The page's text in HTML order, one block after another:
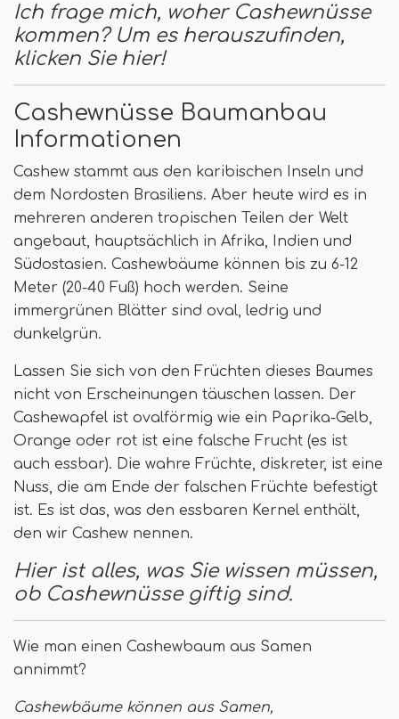
Ich frage mich, woher Cashewnüsse
kommen? Um es herauszufinden,
klicken Sie hier!
Cashewnüsse Baumanbau
Informationen
Cashew stammt aus den karibischen Inseln und
dem Nordosten Brasiliens. Aber heute wird es in
mehreren anderen tropischen Teilen der Welt
angebaut, hauptsächlich in Afrika, Indien und
Südostasien. Cashewbäume können bis zu 6-12
Meter (20-40 Fuß) hoch werden. Seine
immergrünen Blätter sind oval, ledrig und
dunkelgrün.
Lassen Sie sich von den Früchten dieses Baumes
nicht von Erscheinungen täuschen lassen. Der
Cashewapfel ist ovalförmig wie ein Paprika-Gelb,
Orange oder rot ist eine falsche Frucht (es ist
auch essbar). Die wahre Früchte, diskreter, ist eine
Nuss, die am Ende der falschen Früchte befestigt
ist. Es ist das, was den essbaren Kernel enthält,
den wir Cashew nennen.
Hier ist alles, was Sie wissen müssen,
ob Cashewnüsse giftig sind.
Wie man einen Cashewbaum aus Samen
annimmt?
Cashewbäume können aus Samen,